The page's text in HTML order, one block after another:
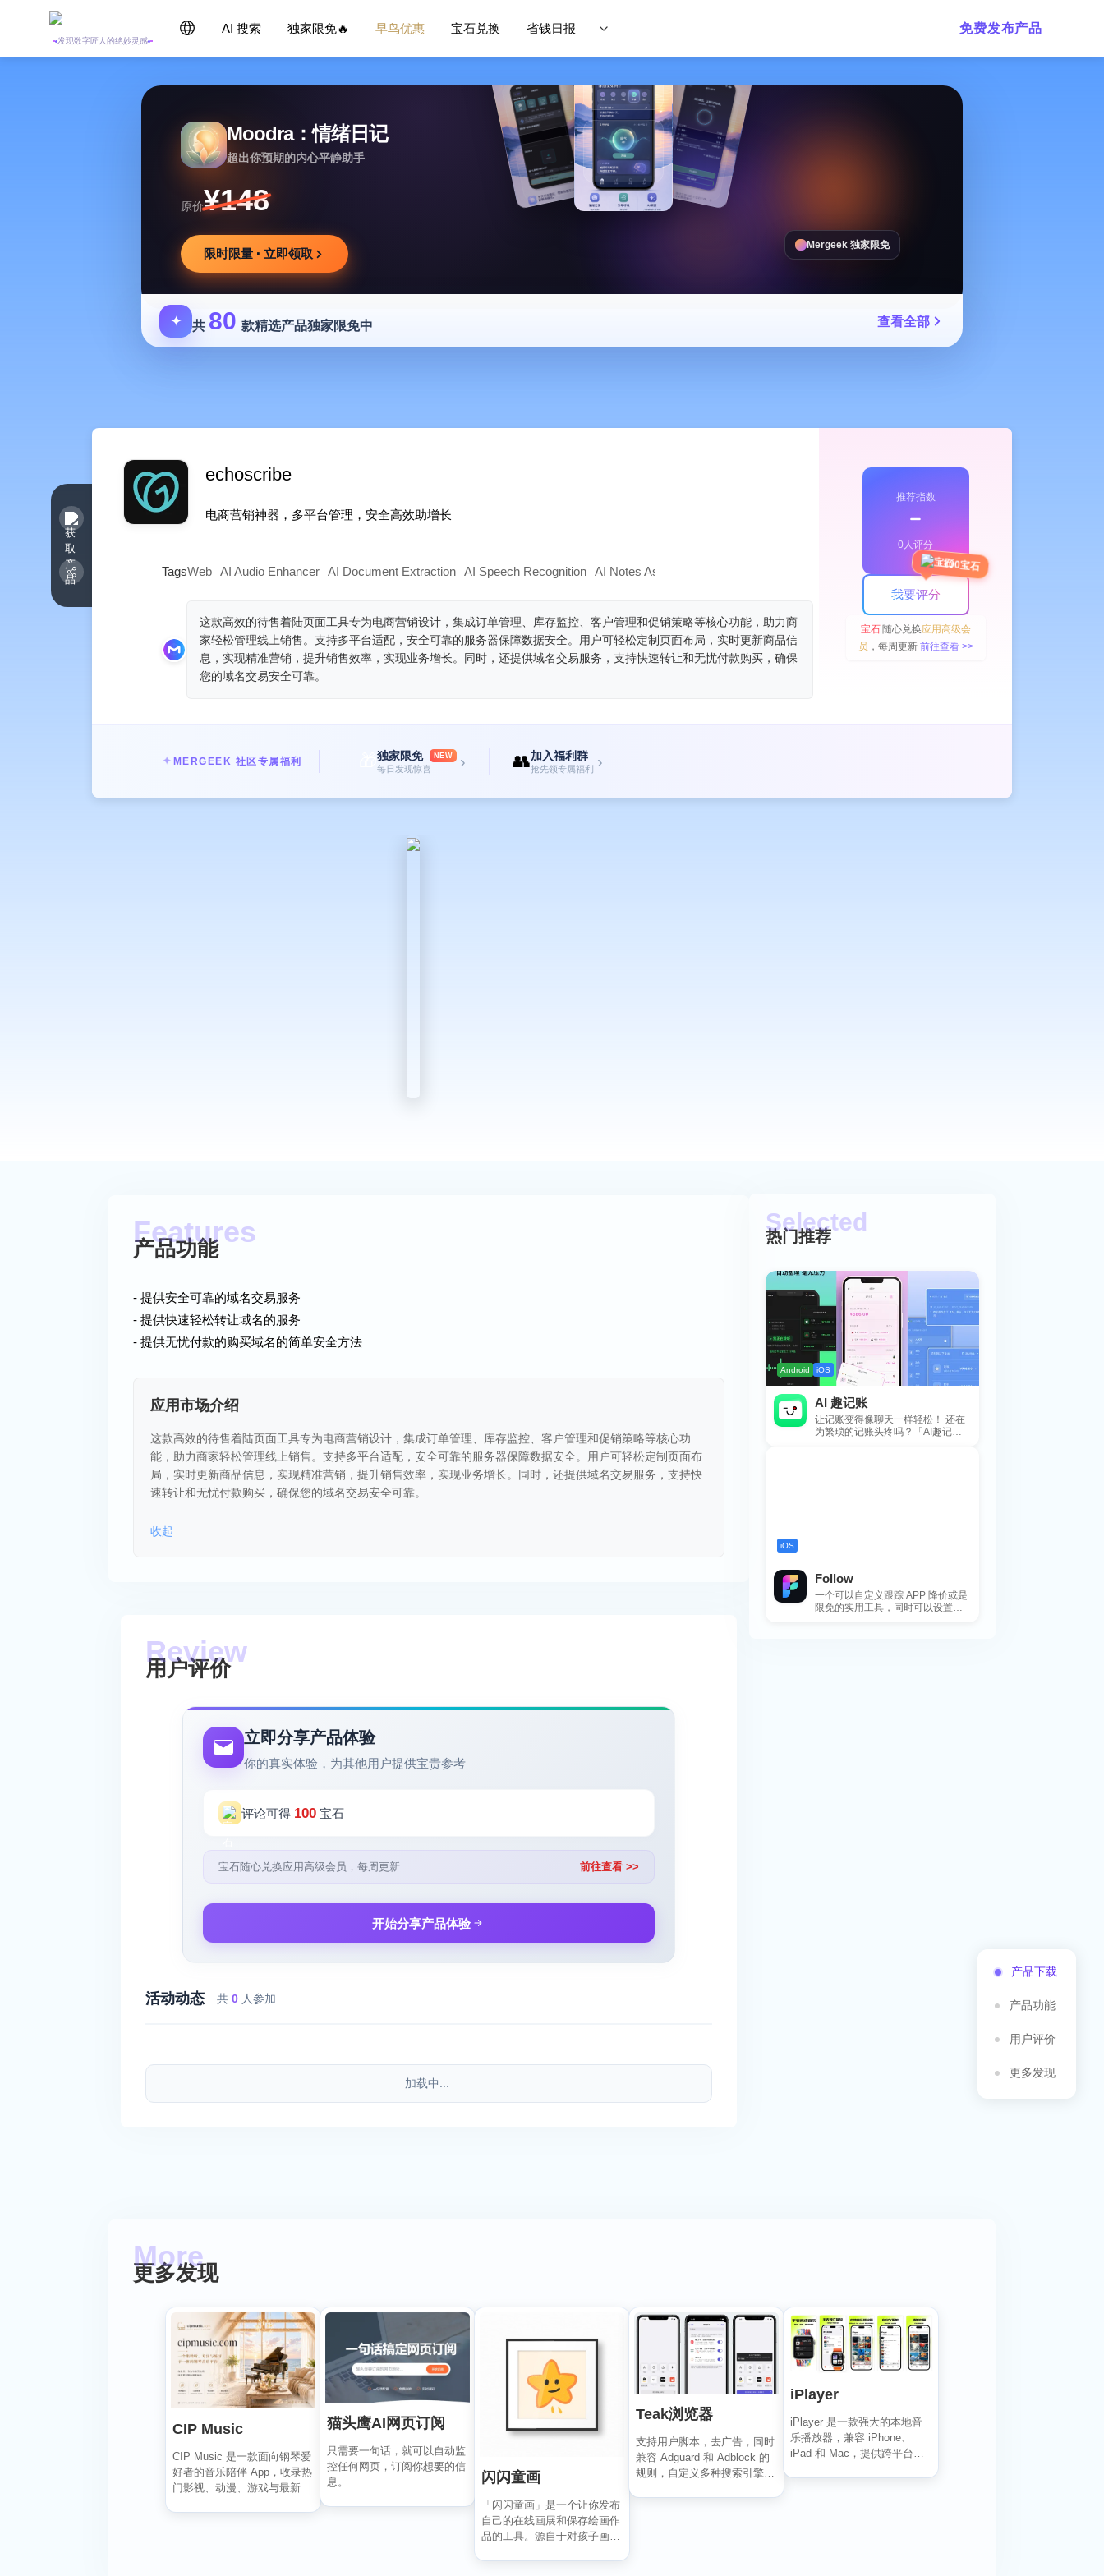
发现数字匠人的绝妙灵感
AI 搜索 独家限免🔥 早鸟优惠 宝石兑换 省钱日报 免费发布产品
Moodra：情绪日记
超出你预期的内心平静助手
原价¥148
限时限量 · 立即领取
Mergeek 独家限免
✦ 共 80 款精选产品独家限免中 查看全部
echoscribe
电商营销神器，多平台管理，安全高效助增长
TagsWeb AI Audio Enhancer AI Document Extraction AI Speech Recognition AI Notes Assistant
这款高效的待售着陆页面工具专为电商营销设计，集成订单管理、库存监控、客户管理和促销策略等核心功能，助力商
家轻松管理线上销售。支持多平台适配，安全可靠的服务器保障数据安全。用户可轻松定制页面布局，实时更新商品信
息，实现精准营销，提升销售效率，实现业务增长。同时，还提供域名交易服务，支持快速转让和无忧付款购买，确保
您的域名交易安全可靠。
推荐指数
﹣
0人评分
我要评分
+100宝石
宝石随心兑换应用高级会
员 ，每周更新 前往查看 >>
✦ MERGEEK 社区专属福利 独家限免 NEW
每日发现惊喜 › 👥加入福利群
抢先领专属福利 ›
产品下载
产品功能
用户评价
更多发现
产品功能
- 提供安全可靠的域名交易服务
- 提供快速轻松转让域名的服务
- 提供无忧付款的购买域名的简单安全方法
应用市场介绍
这款高效的待售着陆页面工具专为电商营销设计，集成订单管理、库存监控、客户管理和促销策略等核心功
能，助力商家轻松管理线上销售。支持多平台适配，安全可靠的服务器保障数据安全。用户可轻松定制页面布
局，实时更新商品信息，实现精准营销，提升销售效率，实现业务增长。同时，还提供域名交易服务，支持快
速转让和无忧付款购买，确保您的域名交易安全可靠。
收起
用户评价
立即分享产品体验
你的真实体验，为其他用户提供宝贵参考
评论可得 100 宝石
宝石随心兑换应用高级会员，每周更新 前往查看 >>
开始分享产品体验
活动动态 共 0 人参加
加载中...
热门推荐
Android iOS
AI 趣记账
让记账变得像聊天一样轻松！ 还在
为繁琐的记账头疼吗？「AI趣记
iOS
Follow
一个可以自定义跟踪 APP 降价或是
限免的实用工具，同时可以设置包
更多发现
CIP Music
CIP Music 是一款面向钢琴爱
好者的音乐陪伴 App，收录热
门影视、动漫、游戏与最新
猫头鹰AI网页订阅
只需要一句话，就可以自动监
控任何网页，订阅你想要的信
息。
闪闪童画
「闪闪童画」是一个让你发布
自己的在线画展和保存绘画作
品的工具。源自于对孩子画作
Teak浏览器
支持用户脚本，去广告，同时
兼容 Adguard 和 Adblock 的
规则，自定义多种搜索引擎的
iPlayer
iPlayer 是一款强大的本地音
乐播放器，兼容 iPhone、
iPad 和 Mac，提供跨平台无